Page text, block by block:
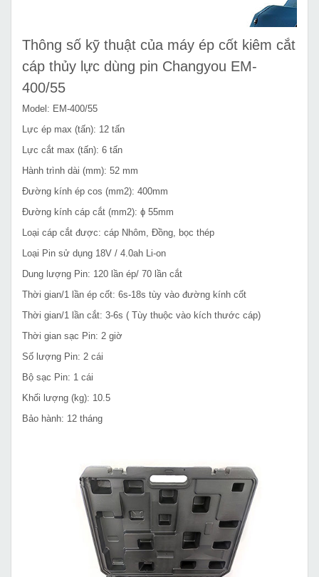
Thông số kỹ thuật của máy ép cốt kiêm cắt
cáp thủy lực dùng pin Changyou EM-
400/55
Model: EM-400/55
Lực ép max (tấn): 12 tấn
Lực cắt max (tấn): 6 tấn
Hành trình dài (mm): 52 mm
Đường kính ép cos (mm2): 400mm
Đường kính cáp cắt (mm2): ɸ 55mm
Loại cáp cắt được: cáp Nhôm, Đồng, bọc thép
Loại Pin sử dụng 18V / 4.0ah Li-on
Dung lượng Pin: 120 lần ép/ 70 lần cắt
Thời gian/1 lần ép cốt: 6s-18s tùy vào đường kính cốt
Thời gian/1 lần cắt: 3-6s ( Tùy thuộc vào kích thước cáp)
Thời gian sạc Pin: 2 giờ
Số lượng Pin: 2 cái
Bộ sạc Pin: 1 cái
Khối lượng (kg): 10.5
Bảo hành: 12 tháng